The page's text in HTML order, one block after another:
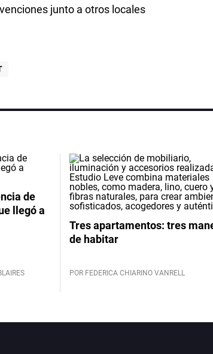
junto a otros locales
de
llegó a
Tres apartamentos: tres
de habitar
POR FEDERICA CHIARINO VANRELL